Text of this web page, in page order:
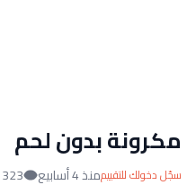
مكرونة بدون لحم
سجّل دخولك للتقييممنذ 4 أسابيع 1323